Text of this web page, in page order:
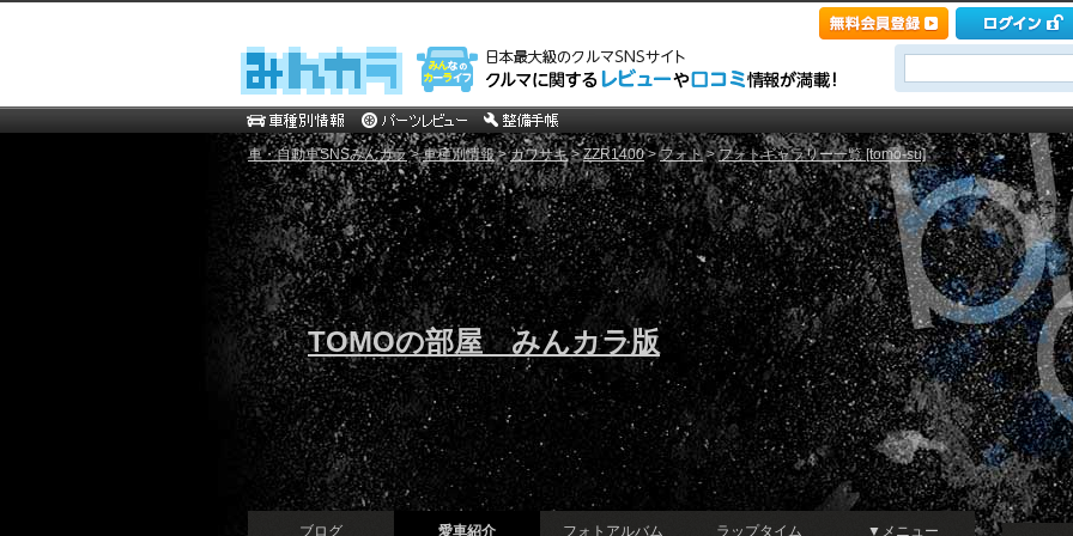
車・自動車SNSみんカラ>車種別情報>カワサキ>ZZR1400>フォト>フォトギャラリー一覧 [tomo-su]
TOMOの部屋 みんカラ版
ブログ 愛車紹介 フォトアルバム ラップタイム ▼メニュー